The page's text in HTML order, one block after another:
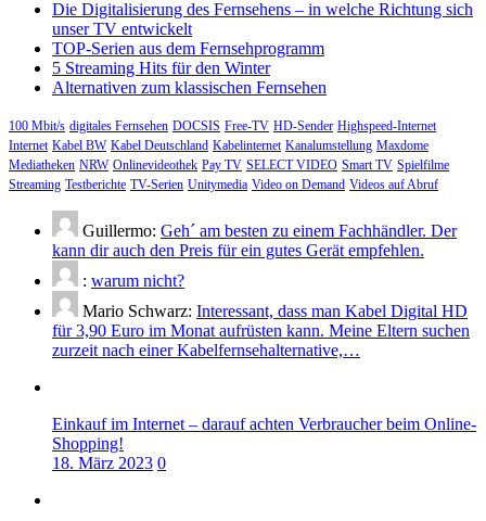
Die Digitalisierung des Fernsehens – in welche Richtung sich
unser TV entwickelt
TOP-Serien aus dem Fernsehprogramm
5 Streaming Hits für den Winter
Alternativen zum klassischen Fernsehen
100 Mbit/s digitales Fernsehen DOCSIS Free-TV HD-Sender Highspeed-Internet
Internet Kabel BW Kabel Deutschland Kabelinternet Kanalumstellung Maxdome
Mediatheken NRW Onlinevideothek Pay TV SELECT VIDEO Smart TV Spielfilme
Streaming Testberichte TV-Serien Unitymedia Video on Demand Videos auf Abruf
Guillermo: Geh´ am besten zu einem Fachhändler. Der
kann dir auch den Preis für ein gutes Gerät empfehlen.
: warum nicht?
Mario Schwarz: Interessant, dass man Kabel Digital HD
für 3,90 Euro im Monat aufrüsten kann. Meine Eltern suchen
zurzeit nach einer Kabelfernsehalternative,…
Einkauf im Internet – darauf achten Verbraucher beim Online-
Shopping!
18. März 2023 0